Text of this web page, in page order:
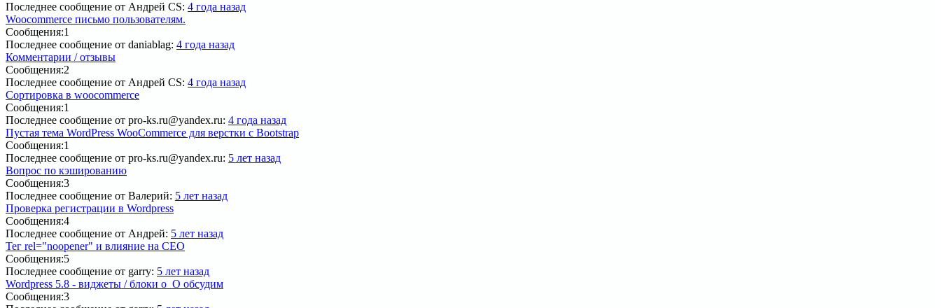
Последнее сообщение от Андрей CS: 4 года назад
Woocommerce письмо пользователям.
Сообщения:1
Последнее сообщение от daniablag: 4 года назад
Комментарии / отзывы
Сообщения:2
Последнее сообщение от Андрей CS: 4 года назад
Сортировка в woocommerce
Сообщения:1
Последнее сообщение от pro-ks.ru@yandex.ru: 4 года назад
Пустая тема WordPress WooCommerce для верстки c Bootstrap
Сообщения:1
Последнее сообщение от pro-ks.ru@yandex.ru: 5 лет назад
Вопрос по кэшированию
Сообщения:3
Последнее сообщение от Валерий: 5 лет назад
Проверка регистрации в Wordpress
Сообщения:4
Последнее сообщение от Андрей: 5 лет назад
Тег rel="noopener" и влияние на СЕО
Сообщения:5
Последнее сообщение от garry: 5 лет назад
Wordpress 5.8 - виджеты / блоки о_О обсудим
Сообщения:3